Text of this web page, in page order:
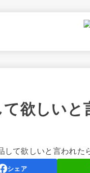
欲しいと
シェア